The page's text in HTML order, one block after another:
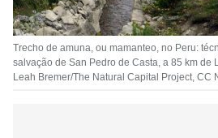
Trecho de amuna, ou mamanteo, no Peru:
salvação de San Pedro de Casta, a 85 km de
Leah Bremer/The Natural Capital Project, CC